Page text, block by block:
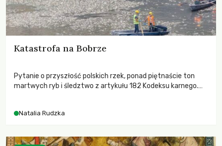
Katastrofa na Bobrze
Pytanie o przyszłość polskich rzek, ponad piętnaście ton
martwych ryb i śledztwo z artykułu 182 Kodeksu karnego.
zdarzeń prowadzących do biologicznej śmierci rzeki.
Natalia Rudzka